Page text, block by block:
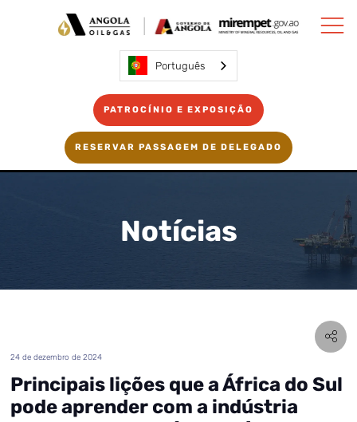
Português
PATROCÍNIO E EXPOSIÇÃO
RESERVAR PASSAGEM DE DELEGADO
Notícias
24 de dezembro de 2024
Principais lições que a África do Sul
pode aprender com a indústria